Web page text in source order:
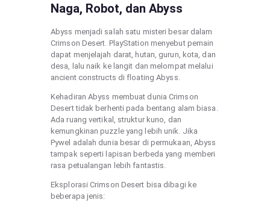
Naga, Robot, dan Abyss
Abyss menjadi salah satu misteri besar dalam
Crimson Desert. PlayStation menyebut pemain
dapat menjelajah darat, hutan, gurun, kota, dan
desa, lalu naik ke langit dan melompat melalui
ancient constructs di floating Abyss.
Kehadiran Abyss membuat dunia Crimson
Desert tidak berhenti pada bentang alam biasa.
Ada ruang vertikal, struktur kuno, dan
kemungkinan puzzle yang lebih unik. Jika
Pywel adalah dunia besar di permukaan, Abyss
tampak seperti lapisan berbeda yang memberi
rasa petualangan lebih fantastis.
Eksplorasi Crimson Desert bisa dibagi ke
beberapa jenis: